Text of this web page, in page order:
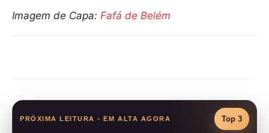
Imagem de Capa: Fafá de Belém
PRÓXIMA LEITURA - EM ALTA AGORA Top 3